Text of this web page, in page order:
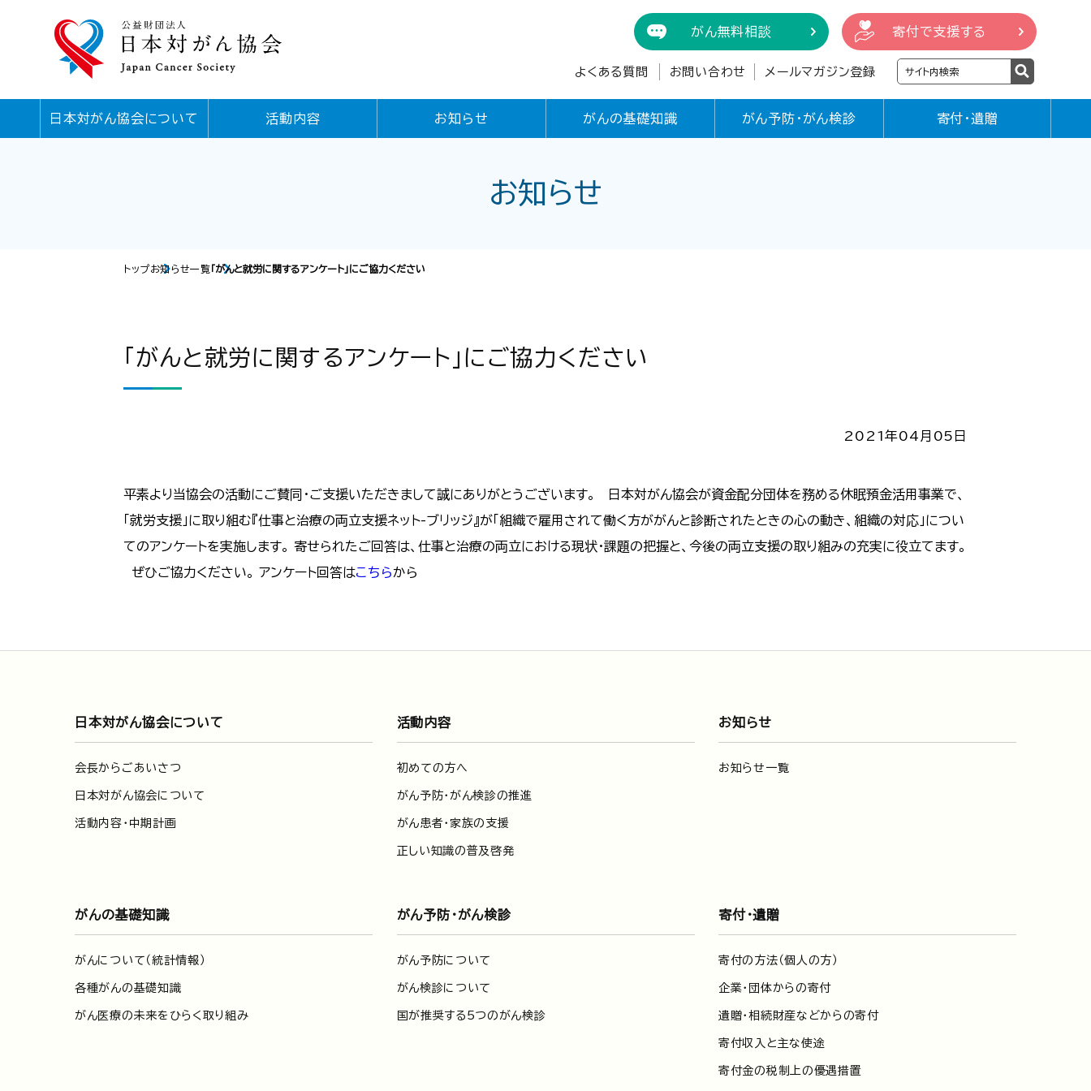
がん無料相談 寄付で支援する
よくある質問 お問い合わせ メールマガジン登録
日本対がん協会について 活動内容 お知らせ がんの基礎知識 がん予防・がん検診 寄付・遺贈
お知らせ
トップお知らせ一覧 「がんと就労に関するアンケート」にご協力ください
「がんと就労に関するアンケート」にご協力ください
2021年04月05日
平素より当協会の活動にご賛同・ご支援いただきまして誠にありがとうございます。 日本対がん協会が資金配分団体を務める休眠預金活用事業で、
「就労支援」に取り組む『仕事と治療の両立支援ネット-ブリッジ』が「組織で雇用されて働く方ががんと診断されたときの心の動き、組織の対応」につい
てのアンケートを実施します。 寄せられたご回答は、仕事と治療の両立における現状・課題の把握と、今後の両立支援の取り組みの充実に役立てます。
ぜひご協力ください。 アンケート回答はこちらから
日本対がん協会について
会長からごあいさつ
日本対がん協会について
活動内容・中期計画
活動内容
初めての方へ
がん予防・がん検診の推進
がん患者・家族の支援
正しい知識の普及啓発
お知らせ
お知らせ一覧
がんの基礎知識
がんについて（統計情報）
各種がんの基礎知識
がん医療の未来をひらく取り組み
がん予防・がん検診
がん予防について
がん検診について
国が推奨する5つのがん検診
寄付・遺贈
寄付の方法（個人の方）
企業・団体からの寄付
遺贈・相続財産などからの寄付
寄付収入と主な使途
寄付金の税制上の優遇措置